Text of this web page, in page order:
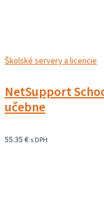
Školské servery a licencie
NetSupport
učebne
55.35€s DPH